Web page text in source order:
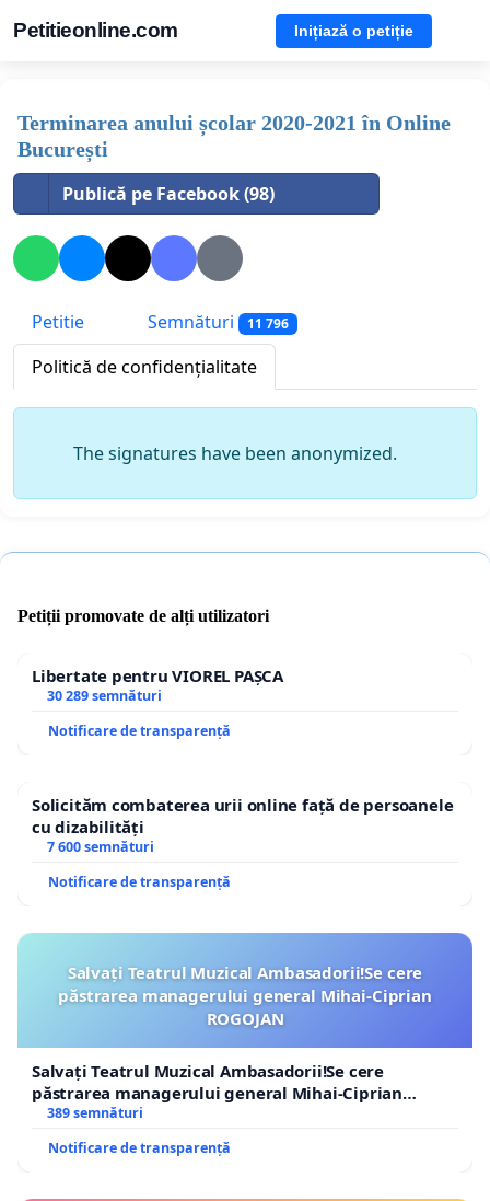
Petitieonline.com Inițiază o petiție
Terminarea anului școlar 2020-2021 în Online
București
Publică pe Facebook (98)
Petitie Semnături 11 796
Politică de confidențialitate
The signatures have been anonymized.
Petiții promovate de alți utilizatori
Libertate pentru VIOREL PAȘCA
30 289 semnături
Notificare de transparență
Solicităm combaterea urii online față de persoanele
cu dizabilități
7 600 semnături
Notificare de transparență
Salvați Teatrul Muzical Ambasadorii!Se cere
păstrarea managerului general Mihai-Ciprian
ROGOJAN
Salvați Teatrul Muzical Ambasadorii!Se cere
păstrarea managerului general Mihai-Ciprian
ROGOJAN
389 semnături
Notificare de transparență